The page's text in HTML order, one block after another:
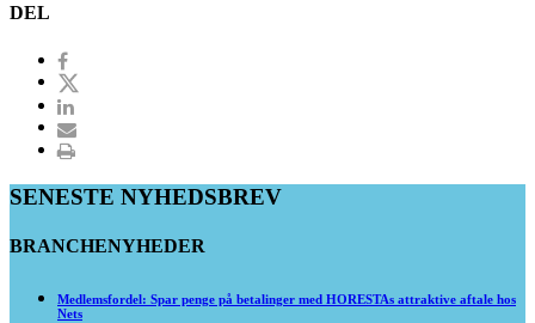
DEL
SENESTE NYHEDSBREV
BRANCHENYHEDER
Medlemsfordel: Spar penge på betalinger med HORESTAs attraktive aftale hos
Nets